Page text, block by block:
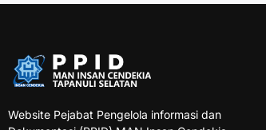
Website Pejabat Pengelola informasi dan